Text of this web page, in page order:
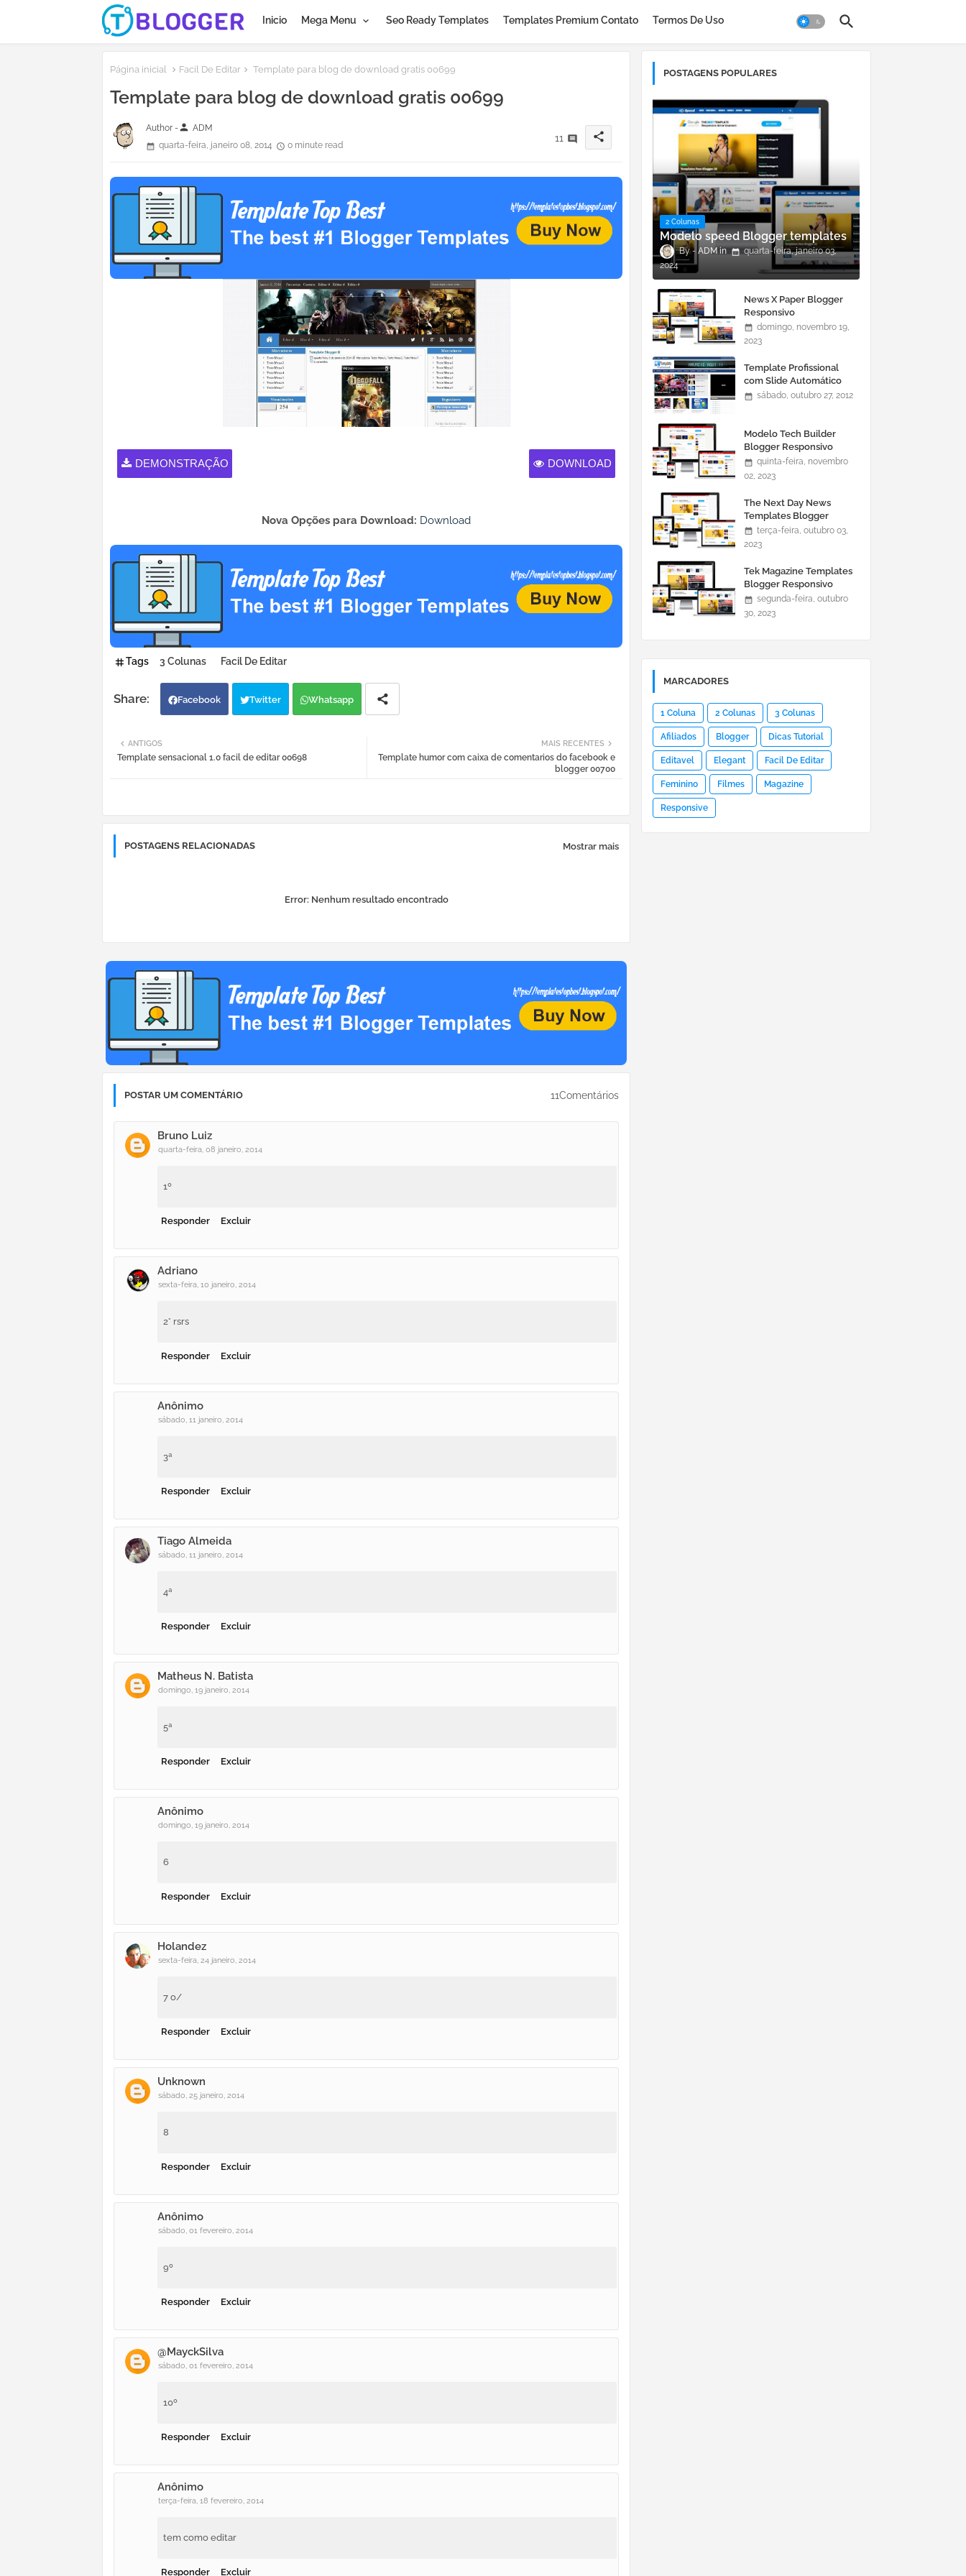
Inicio Mega Menu Seo Ready Templates Templates Premium Contato Termos De Uso
Página inicial Facil De Editar Template para blog de download gratis 00699
Template para blog de download gratis 00699
Author -person ADM
quarta-feira, janeiro 08, 2014
0 minute read
11 share
DOWNLOAD
DEMONSTRAÇÃO
Nova Opções para Download: Download
Tags 3 Colunas Facil De Editar
Facebook Twitter Whatsapp
MAIS RECENTES
Template humor com caixa de comentarios do facebook e
blogger 00700
ANTIGOS
Template sensacional 1.0 facil de editar 00698
POSTAGENS RELACIONADAS Mostrar mais
Error: Nenhum resultado encontrado
POSTAR UM COMENTÁRIO 11Comentários
Bruno Luiz
quarta-feira, 08 janeiro, 2014
1º
Responder Excluir
Adriano
sexta-feira, 10 janeiro, 2014
2° rsrs
Responder Excluir
Anônimo
sábado, 11 janeiro, 2014
3ª
Responder Excluir
Tiago Almeida
sábado, 11 janeiro, 2014
4ª
Responder Excluir
Matheus N. Batista
domingo, 19 janeiro, 2014
5ª
Responder Excluir
Anônimo
domingo, 19 janeiro, 2014
6
Responder Excluir
Holandez
sexta-feira, 24 janeiro, 2014
7 o/
Responder Excluir
Unknown
sábado, 25 janeiro, 2014
8
Responder Excluir
Anônimo
sábado, 01 fevereiro, 2014
9º
Responder Excluir
@MayckSilva
sábado, 01 fevereiro, 2014
10º
Responder Excluir
Anônimo
terça-feira, 18 fevereiro, 2014
tem como editar
Responder Excluir
POSTAGENS POPULARES
2 Colunas
Modelo speed Blogger templates
ADM
quarta-feira, janeiro 03,
2024
News X Paper Blogger
Responsivo
domingo, novembro 19,
2023
Template Profissional
com Slide Automático
0465sábado, outubro 27, 2012
Modelo Tech Builder
Blogger Responsivo
quinta-feira, novembro
02, 2023
The Next Day News
Templates Blogger
Responsivo
terça-feira, outubro 03,
2023
Tek Magazine Templates
Blogger Responsivo
segunda-feira, outubro
30, 2023
MARCADORES
1 Coluna 2 Colunas 3 Colunas
Afiliados Blogger Dicas Tutorial
Editavel Elegant Facil De Editar
Feminino Filmes Magazine
Responsive